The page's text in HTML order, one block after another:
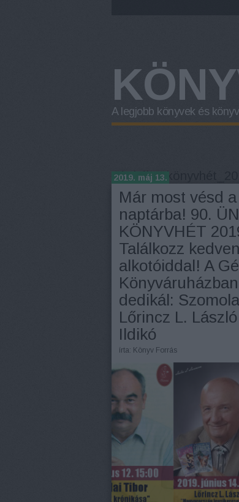
A legjobb könyvek és
Címkék »
2019. máj 13.
Már most vésd a
naptárba! 90.
KÖNYVHÉT
Találkozz
alkotóiddal! A
Könyváruházban
dedikál:
Lőrincz L.
Ildikó
írta: Könyv Forrás